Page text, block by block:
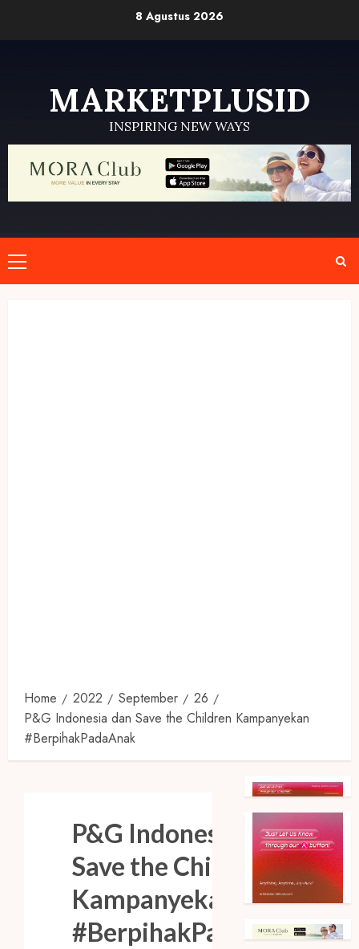
8 Agustus 2026
MARKETPLUSID
INSPIRING NEW WAYS
Primary
Menu
Home 2022 September
26
P&G Indonesia dan Save the Children Kampanyekan
#BerpihakPadaAnak
P&G Indonesia dan
Save the Children
Kampanyekan
#BerpihakPadaAnak